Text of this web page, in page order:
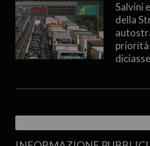
Salvini
della
priorità